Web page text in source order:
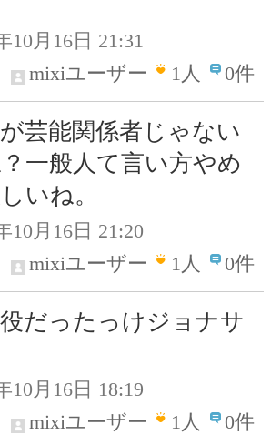
10月16日 21:31
mixiユーザー
1人 0件
芸能関係者じゃない
一般人て言い方やめ
いね。
10月16日 21:20
mixiユーザー
1人 0件
だったっけジョナサ
10月16日 18:19
mixiユーザー
1人 0件